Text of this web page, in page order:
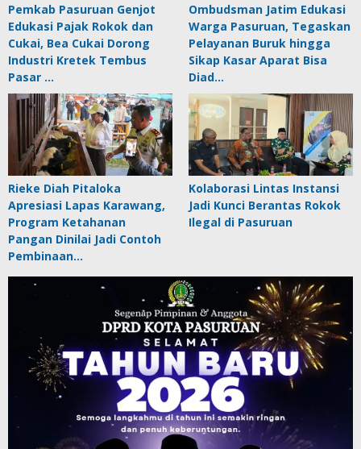
Pemkab Pasuruan Genjot
Edukasi Pajak Rokok dan
Cukai, Bea Cukai Dorong
Industri Kretek Tembus
Pasar …
Ombudsman Jatim Edukasi
Warga Pasuruan, Tegaskan
Pelayanan Buruk hingga
Sikap Kasar Aparat Bisa
Diad…
Rieke Diah Pitaloka
Apresiasi Lapas Karawang,
Program Ketahanan
Pangan Dinilai Jadi Contoh
Pembinaan…
Kolaborasi Lintas Instansi
Jadi Kunci Berantas Rokok
Ilegal di Pasuruan